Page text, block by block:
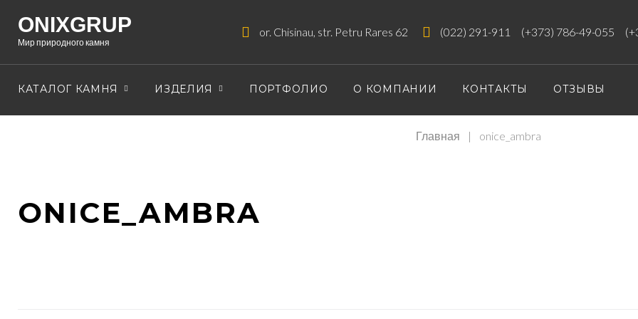
ONIXGRUP
Мир природного камня
or. Chisinau, str. Petru Rares 62 (022) 291-911 (+373) 786-49-055
КАТАЛОГ КАМНЯ ИЗДЕЛИЯ ПОРТФОЛИО О КОМПАНИИ КОНТАКТЫ ОТЗЫВЫ
Главная | onice_ambra
ONICE_AMBRA